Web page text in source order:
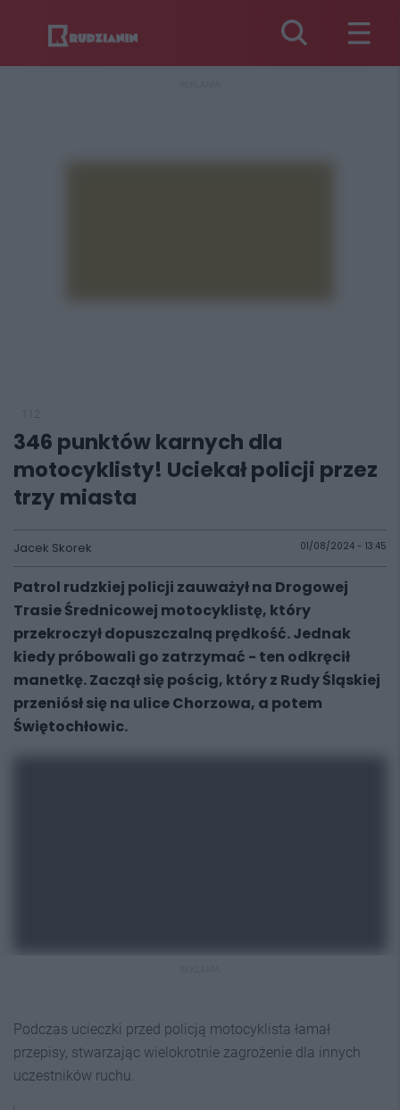
346 punktów karnych dla
motocyklisty! Uciekał policji przez
trzy miasta
Jacek Skorek 01/08/2024 - 13:45
Patrol rudzkiej policji zauważył na Drogowej
Trasie Średnicowej motocyklistę, który
przekroczył dopuszczalną prędkość. Jednak
kiedy próbowali go zatrzymać - ten odkręcił
manetkę. Zaczął się pościg, który z Rudy Śląskiej
przeniósł się na ulice Chorzowa, a potem
Świętochłowic.
Podczas ucieczki przed policją motocyklista łamał
przepisy, stwarzając wielokrotnie zagrożenie dla innych
uczestników ruchu.